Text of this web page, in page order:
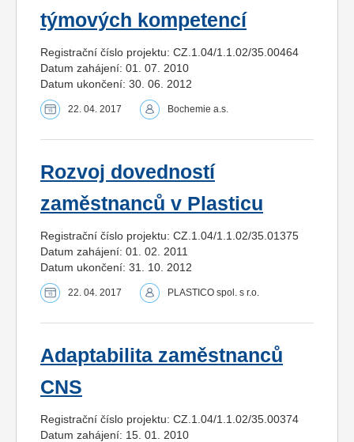
týmových kompetencí
Registrační číslo projektu: CZ.1.04/1.1.02/35.00464
Datum zahájení: 01. 07. 2010
Datum ukončení: 30. 06. 2012
22. 04. 2017 Bochemie a.s.
Rozvoj dovedností
zaměstnanců v Plasticu
Registrační číslo projektu: CZ.1.04/1.1.02/35.01375
Datum zahájení: 01. 02. 2011
Datum ukončení: 31. 10. 2012
22. 04. 2017 PLASTICO spol. s r.o.
Adaptabilita zaměstnanců
CNS
Registrační číslo projektu: CZ.1.04/1.1.02/35.00374
Datum zahájení: 15. 01. 2010